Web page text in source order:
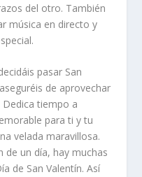
del otro. También
música en directo y
pasar San
de aprovechar
tiempo a
para ti y tu
velada maravillosa.
de un día, hay muchas
de San Valentín. Así